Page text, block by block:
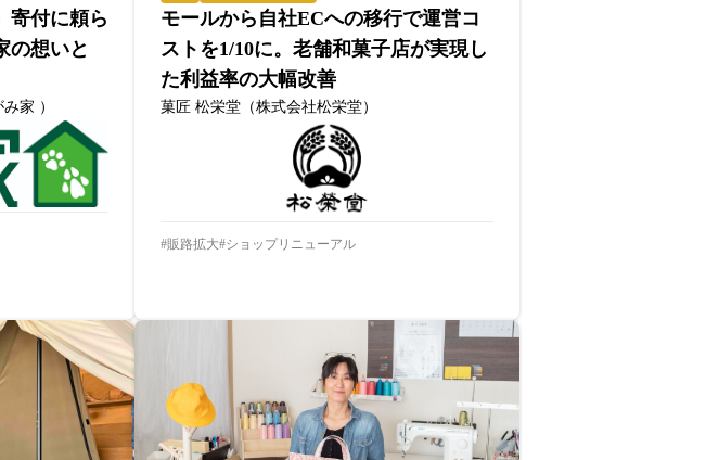
寄付に頼ら
の想いと
家 ）
モールから自社ECへの移行で運営コ
ストを1/10に。老舗和菓子店が実現し
た利益率の大幅改善
菓匠 松栄堂（株式会社松栄堂）
販路拡大 ショップリニューアル